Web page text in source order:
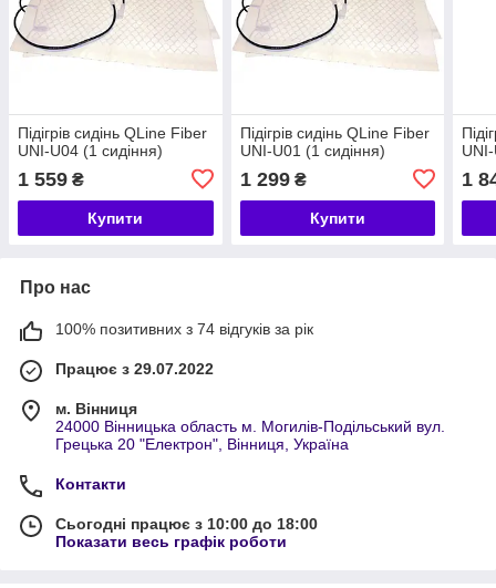
Підігрів сидінь QLine Fiber
UNI-U04 (1 сидіння)
1 559 ₴
Купити
Підігрів сидінь QLine Fiber
UNI-U01 (1 сидіння)
1 299₴
Купити
1
Про нас
100% позитивних з 74 відгуків за рік
Працює з 29.07.2022
м. Вінниця
24000 Вінницька область м. Могилів-Подільський вул.
Грецька 20 "Електрон", Вінниця, Україна
Контакти
Сьогодні працює з 10:00 до 18:00
Показати весь графік роботи